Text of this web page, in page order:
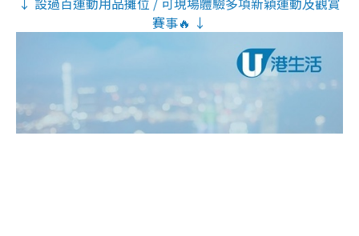
賽事🔥 ↓